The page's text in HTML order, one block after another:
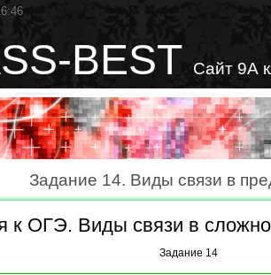
BEST Сайт 9А
Задание 14. Виды связи в
к ОГЭ. Виды связи в
Задание 14